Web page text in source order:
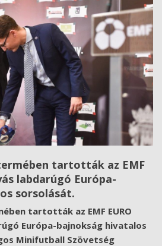
tartották az EMF
labdarúgó Európa-
sorsolását.
tartották az EMF EURO
Európa-bajnokság hivatalos
Minifutball Szövetség